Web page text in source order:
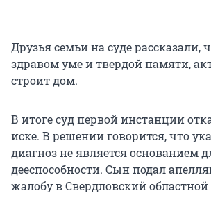
Друзья семьи на суде рассказали,
здравом уме и твердой памяти,
строит дом.
В итоге суд первой инстанции
иске. В решении говорится, что
диагноз не является основанием
дееспособности. Сын подал
жалобу в Свердловский областной